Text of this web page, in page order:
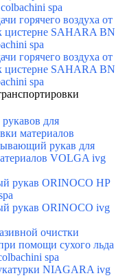
spa
горячего воздуха от
цистерне SAHARA BN
spa
горячего воздуха от
цистерне SAHARA BN
spa
для
материалов
рукав для
VOLGA ivg
рукав ORINOCO HP
рукав ORINOCO ivg
очистки
помощи сухого льда
spa
NIAGARA ivg